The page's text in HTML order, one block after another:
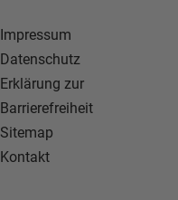
Impressum
Datenschutz
Erklärung zur
Barrierefreiheit
Sitemap
Kontakt